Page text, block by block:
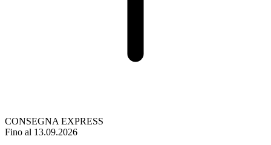
CONSEGNA EXPRESS
Fino al 13.09.2026